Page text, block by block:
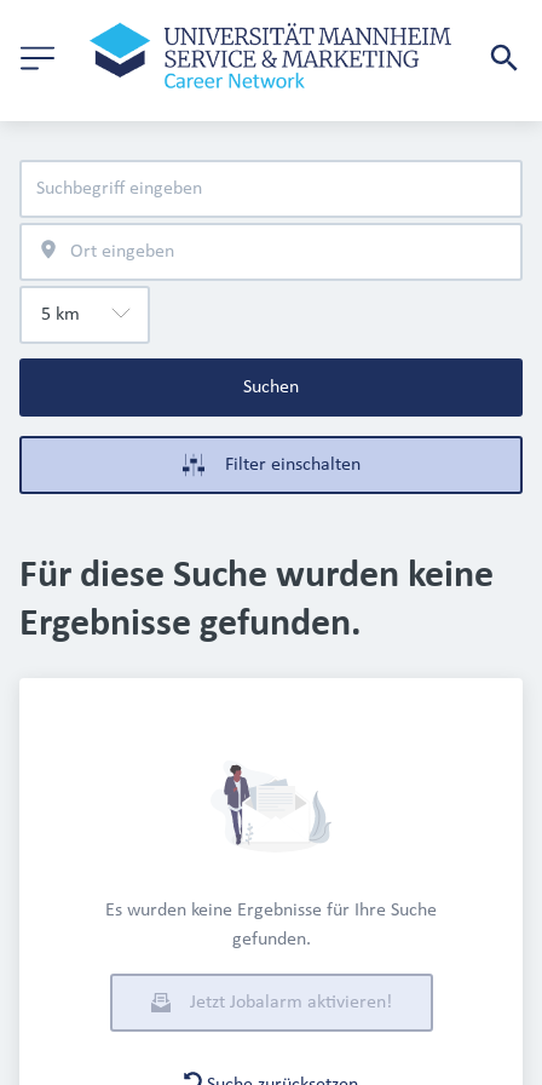
Suchen
Filter einschalten
Für diese Suche wurden keine
Ergebnisse gefunden.
Es wurden keine Ergebnisse für Ihre Suche
gefunden.
Jetzt Jobalarm aktivieren!